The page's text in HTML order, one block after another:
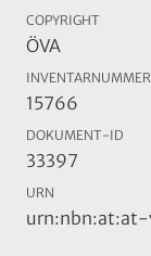
COPYRIGHT
ÖVA
INVENTARNUMMER
15766
DOKUMENT-ID
33397
URN